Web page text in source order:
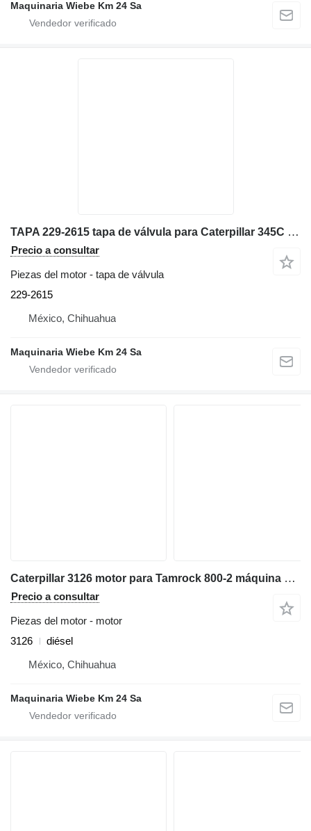
Maquinaria Wiebe Km 24 Sa
TAPA 229-2615 tapa de válvula para Caterpillar 345C excavadora
Precio a consultar
Piezas del motor - tapa de válvula
229-2615
México, Chihuahua
Maquinaria Wiebe Km 24 Sa
Caterpillar 3126 motor para Tamrock 800-2 máquina perforadora
Precio a consultar
Piezas del motor - motor
3126
diésel
México, Chihuahua
Maquinaria Wiebe Km 24 Sa